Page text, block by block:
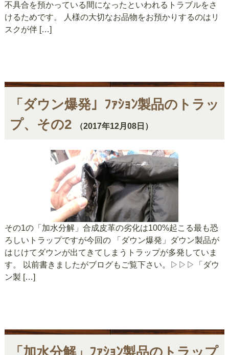
不具合を預かっている間になったといわれるトラブルをさ
けるためです。 人様の大切なお品物をお預かりするのはリ
スクが伴 […]
「ダウン爆発」ﾌｧｼｮﾝ製品のトラッ
プ、その2
（2017年12月08日）
その1の「加水分解」合成皮革の劣化は100%起こる最も恐
ろしいトラップですが今回の 「ダウン爆発」ダウン製品が
はじけてダウンが出てきてしまうトラップが多発していま
す。 以前書きましたがブログもご覧下さい。▷▷▷「ダウ
ン製 […]